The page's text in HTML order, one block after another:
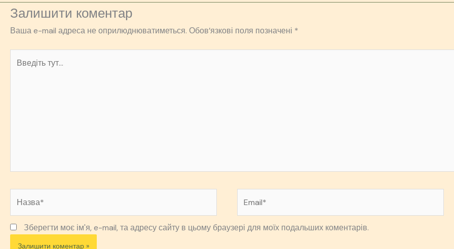
Залишити коментар
Ваша e-mail адреса не оприлюднюватиметься. Обов’язкові поля позначені *
Зберегти моє ім'я, e-mail, та адресу сайту в цьому браузері для моїх подальших коментарів.